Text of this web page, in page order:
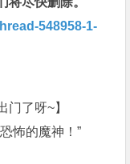
548958-1-
门了呀~】
怖的魔神！”